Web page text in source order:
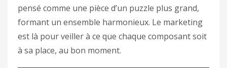
pensé comme une pièce d’un puzzle plus grand,
formant un ensemble harmonieux. Le marketing
est là pour veiller à ce que chaque composant soit
à sa place, au bon moment.